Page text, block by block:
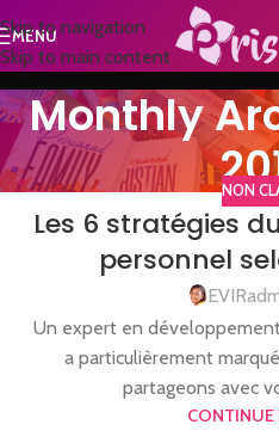
Skip to navigation
Skip to main content
MENU
Monthly
NON
Les 6 stratégies
personnel
Un expert en
a particulièrement
partageons avec
CONTINUE